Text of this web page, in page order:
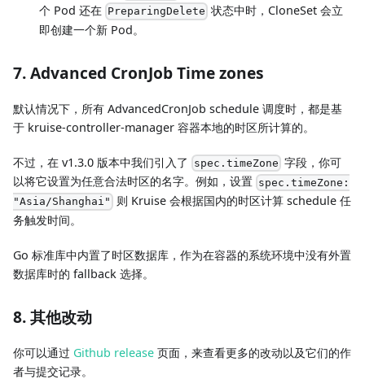
个 Pod 还在 PreparingDelete 状态中时，CloneSet 会立
即创建一个新 Pod。
7. Advanced CronJob Time zones
默认情况下，所有 AdvancedCronJob schedule 调度时，都是基
于 kruise-controller-manager 容器本地的时区所计算的。
不过，在 v1.3.0 版本中我们引入了 spec.timeZone 字段，你可
以将它设置为任意合法时区的名字。例如，设置 spec.timeZone:
"Asia/Shanghai"
则 Kruise 会根据国内的时区计算 schedule 任
务触发时间。
Go 标准库中内置了时区数据库，作为在容器的系统环境中没有外置
数据库时的 fallback 选择。
8. 其他改动
你可以通过 Github release 页面，来查看更多的改动以及它们的作
者与提交记录。